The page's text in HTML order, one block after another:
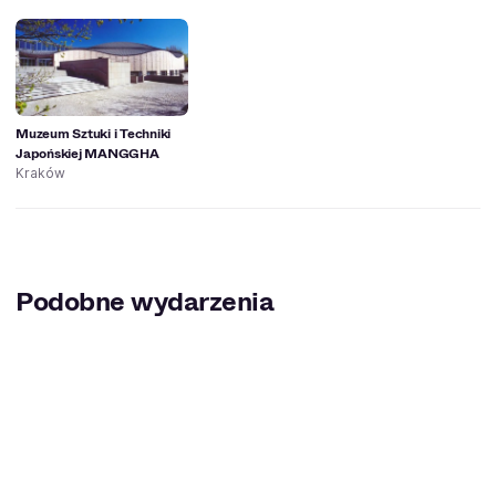
Muzeum Sztuki i Techniki
Japońskiej MANGGHA
Kraków
Podobne wydarzenia